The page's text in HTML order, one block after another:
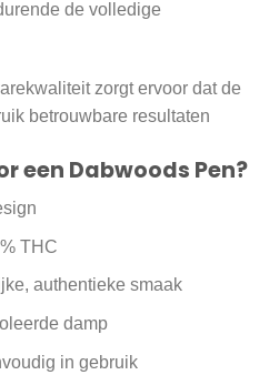
de volledige
zorgt ervoor dat de
betrouwbare resultaten
een Dabwoods Pen?
THC
authentieke smaak
damp
in gebruik